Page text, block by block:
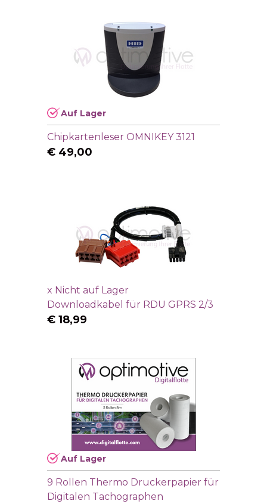
Auf Lager
Chipkartenleser OMNIKEY 3121
€ 49,00
x Nicht auf Lager
Downloadkabel für RDU GPRS 2/3
€ 18,99
Auf Lager
9 Rollen Thermo Druckerpapier für
Digitalen Tachographen